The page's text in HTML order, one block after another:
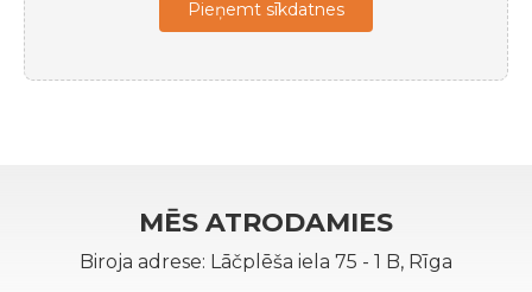
Pieņemt sīkdatnes
MĒS ATRODAMIES
Biroja adrese: Lāčplēša iela 75 - 1 B, Rīga